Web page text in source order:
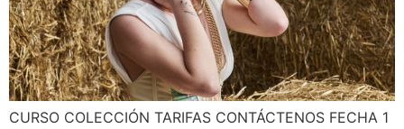
CURSO COLECCIÓN TARIFAS CONTÁCTENOS FECHA 1